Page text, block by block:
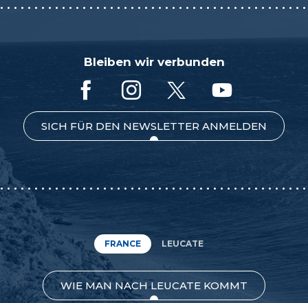
Bleiben wir verbunden
SICH FÜR DEN NEWSLETTER ANMELDEN
FRANCE LEUCATE
WIE MAN NACH LEUCATE KOMMT